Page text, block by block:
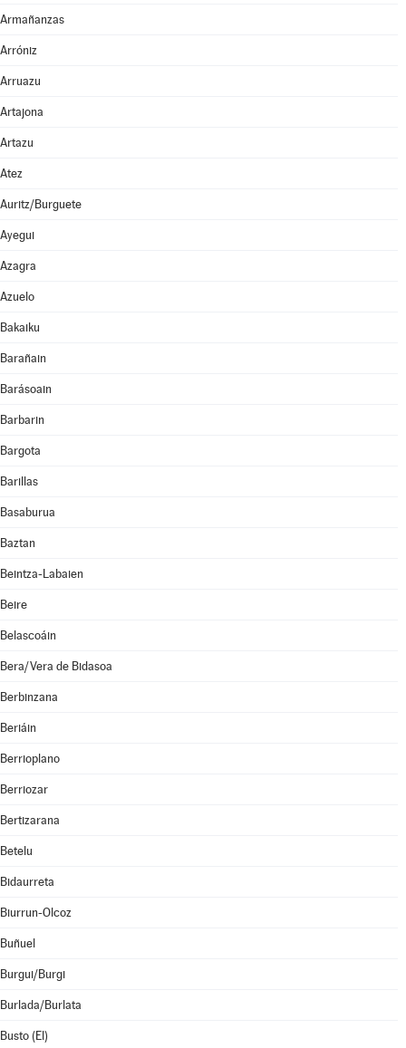
Armañanzas
Arróniz
Arruazu
Artajona
Artazu
Atez
Auritz/Burguete
Ayegui
Azagra
Azuelo
Bakaiku
Barañain
Barásoain
Barbarin
Bargota
Barillas
Basaburua
Baztan
Beintza-Labaien
Beire
Belascoáin
Bera/Vera de Bidasoa
Berbinzana
Beriáin
Berrioplano
Berriozar
Bertizarana
Betelu
Bidaurreta
Biurrun-Olcoz
Buñuel
Burgui/Burgi
Burlada/Burlata
Busto (El)